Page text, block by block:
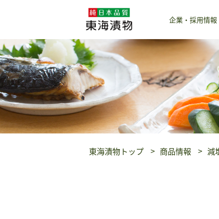
企業・採用情報
東海漬物トップ 商品情報 減